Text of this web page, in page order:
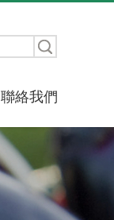
聯絡我們